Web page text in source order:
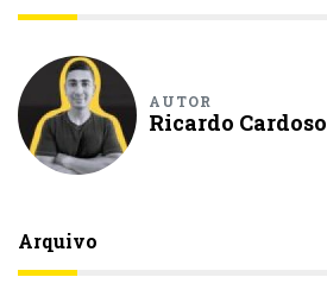
AUTOR
Ricardo Cardoso
Arquivo